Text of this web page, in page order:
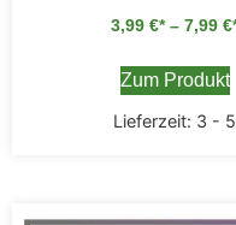
3,99 € – 7,99 €
Zum Produkt
Lieferzeit: 3 - 5